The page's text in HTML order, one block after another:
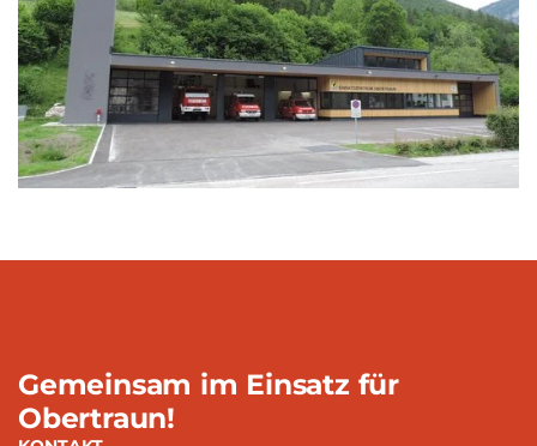
Gemeinsam im Einsatz für
Obertraun!